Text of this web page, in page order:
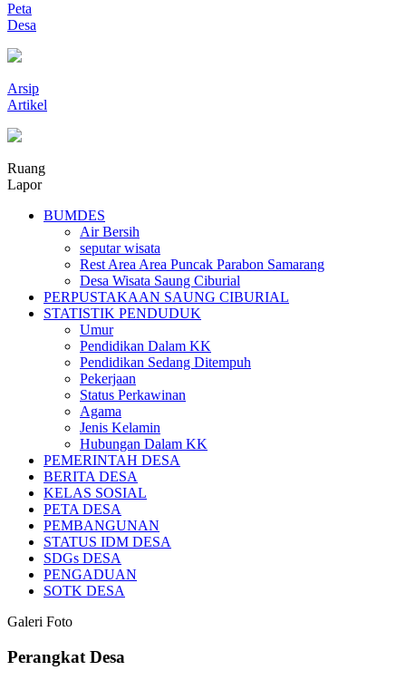
Peta
Desa
Arsip
Artikel
Ruang
Lapor
BUMDES
Air Bersih
seputar wisata
Rest Area Area Puncak Parabon Samarang
Desa Wisata Saung Ciburial
PERPUSTAKAAN SAUNG CIBURIAL
STATISTIK PENDUDUK
Umur
Pendidikan Dalam KK
Pendidikan Sedang Ditempuh
Pekerjaan
Status Perkawinan
Agama
Jenis Kelamin
Hubungan Dalam KK
PEMERINTAH DESA
BERITA DESA
KELAS SOSIAL
PETA DESA
PEMBANGUNAN
STATUS IDM DESA
SDGs DESA
PENGADUAN
SOTK DESA
Galeri Foto
Perangkat Desa